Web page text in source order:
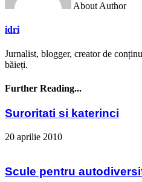
About Author
idri
Jurnalist, blogger, creator de
băieți.
Further Reading...
Suroritati si katerinci
20 aprilie 2010
Scule pentru